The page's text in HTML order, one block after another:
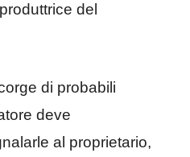
del
di probabili
deve
al proprietario,